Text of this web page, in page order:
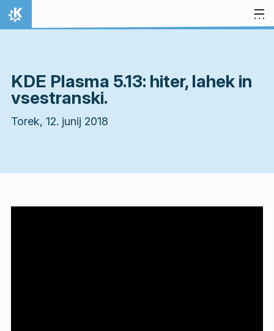
Preskoči na vsebino
Domov
KDE Plasma 5.13: hiter, lahek in
vsestranski.
Torek, 12. junij 2018